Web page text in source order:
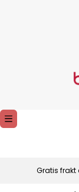
Gratis frakt